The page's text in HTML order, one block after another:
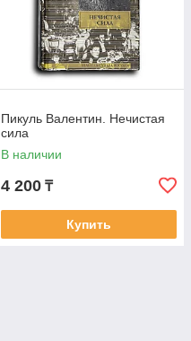
Пикуль Валентин. Нечистая
сила
В наличии
4 200 ₸
Купить